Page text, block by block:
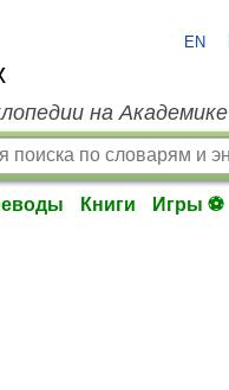
EN
на Академике
Книги Игры ⚽